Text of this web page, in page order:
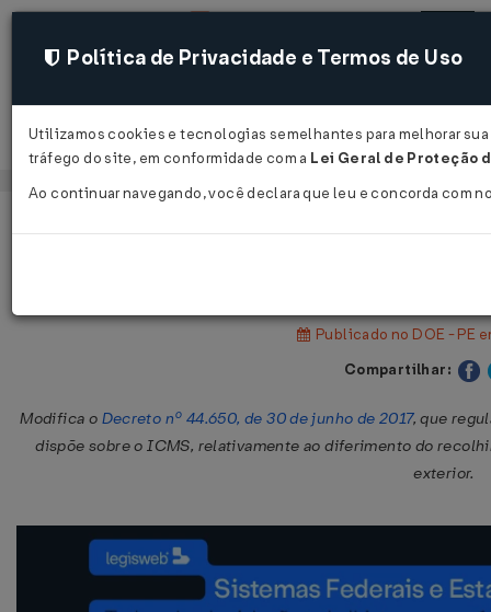
Acessar
Publicado no DOE - PE
Compartilhar:
Modifica o Decreto nº 44.650, de 30 de junho de 2017, que
dispõe sobre o ICMS, relativamente ao diferimento do
exterior.
Política de Privacidade e Termos de Uso
Utilizamos cookies e tecnologias semelhantes para melhorar
tráfego do site, em conformidade com a Lei Geral de Proteção
Ao continuar navegando, você declara que leu e concorda com